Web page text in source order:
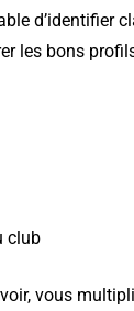
d’identifier
les bons
club
vous